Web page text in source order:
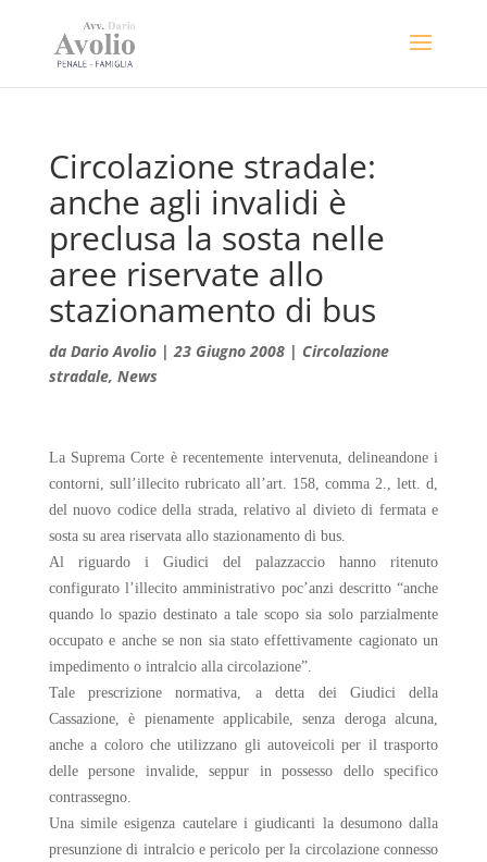
Circolazione stradale:
anche agli invalidi è
preclusa la sosta nelle
aree riservate allo
stazionamento di bus
da Dario Avolio|23 Giugno 2008| Circolazione
stradale, News
La Suprema Corte è recentemente intervenuta, delineandone i
contorni, sull’illecito rubricato all’art. 158, comma 2., lett. d,
del nuovo codice della strada, relativo al divieto di fermata e
sosta su area riservata allo stazionamento di bus.
Al riguardo i Giudici del palazzaccio hanno ritenuto
configurato l’illecito amministrativo poc’anzi descritto “anche
quando lo spazio destinato a tale scopo sia solo parzialmente
occupato e anche se non sia stato effettivamente cagionato un
impedimento o intralcio alla circolazione”.
Tale prescrizione normativa, a detta dei Giudici della
Cassazione, è pienamente applicabile, senza deroga alcuna,
anche a coloro che utilizzano gli autoveicoli per il trasporto
delle persone invalide, seppur in possesso dello specifico
contrassegno.
Una simile esigenza cautelare i giudicanti la desumono dalla
presunzione di intralcio e pericolo per la circolazione connesso